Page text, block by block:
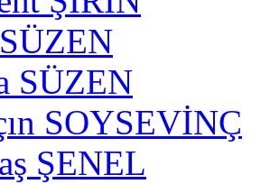
SÜZEN
SOYSEVİNÇ
ŞENEL